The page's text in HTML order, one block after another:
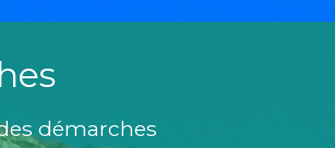
démarches